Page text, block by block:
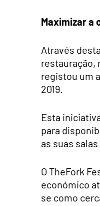
Maximizar a
Através
restauração,
registou um
2019.
Esta
para
as suas
O TheFork
económico
se como